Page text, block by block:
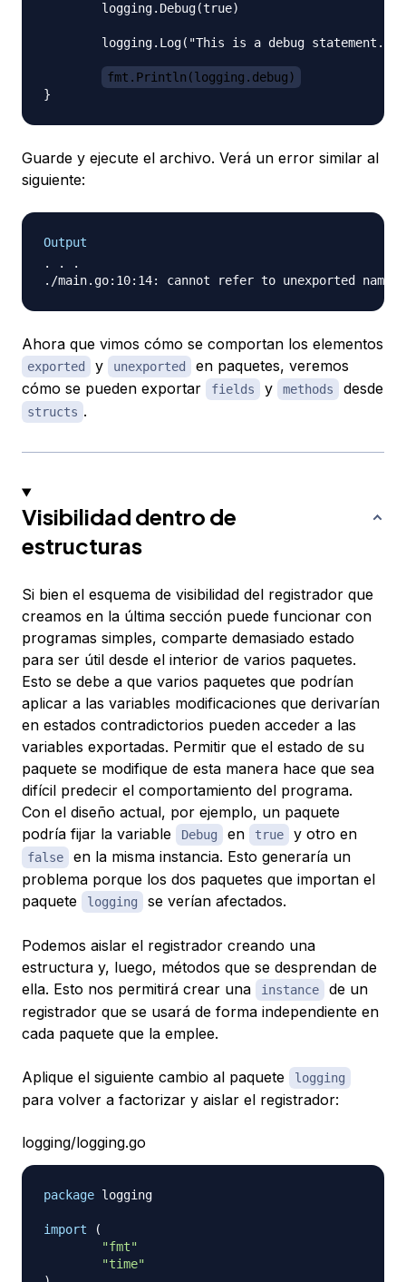
fmt.Println(logging.debug)
Guarde y ejecute el archivo. Verá un error similar al
siguiente:
Output
. . .
Ahora que vimos cómo se comportan los elementos
exported y unexported
en paquetes, veremos
cómo se pueden exportar
fields y methods desde
structs .
Visibilidad dentro de
estructuras
Si bien el esquema de visibilidad del registrador que
creamos en la última sección puede funcionar con
programas simples, comparte demasiado estado
para ser útil desde el interior de varios paquetes.
Esto se debe a que varios paquetes que podrían
aplicar a las variables modificaciones que derivarían
en estados contradictorios pueden acceder a las
variables exportadas. Permitir que el estado de su
paquete se modifique de esta manera hace que sea
difícil predecir el comportamiento del programa.
Con el diseño actual, por ejemplo, un paquete
podría fijar la variable
Debug en true y otro en
false
en la misma instancia. Esto generaría un
problema porque los dos paquetes que importan el
paquete
logging se verían afectados.
Podemos aislar el registrador creando una
estructura y, luego, métodos que se desprendan de
ella. Esto nos permitirá crear una
instance
de un
registrador que se usará de forma independiente en
cada paquete que la emplee.
Aplique el siguiente cambio al paquete logging
para volver a factorizar y aislar el registrador:
logging/logging.go
package logging
import
(
"fmt"
"time"